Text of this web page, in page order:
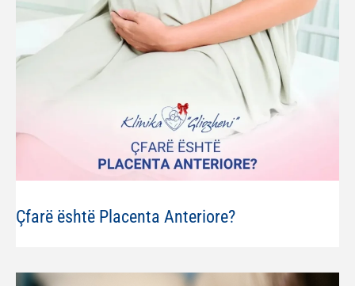
Çfarë është Placenta Anteriore?